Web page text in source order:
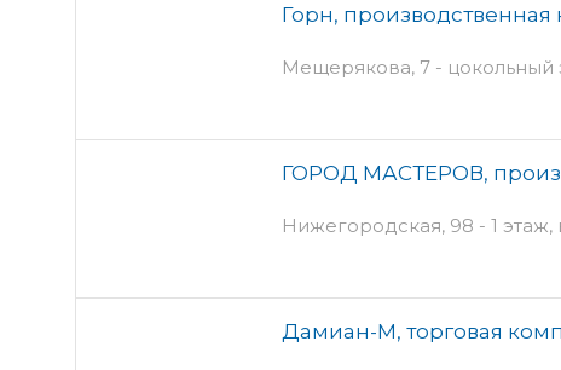
Горн, производственная
Мещерякова, 7 - цокольный
ГОРОД МАСТЕРОВ,
Нижегородская, 98 - 1 этаж,
Дамиан-М, торговая